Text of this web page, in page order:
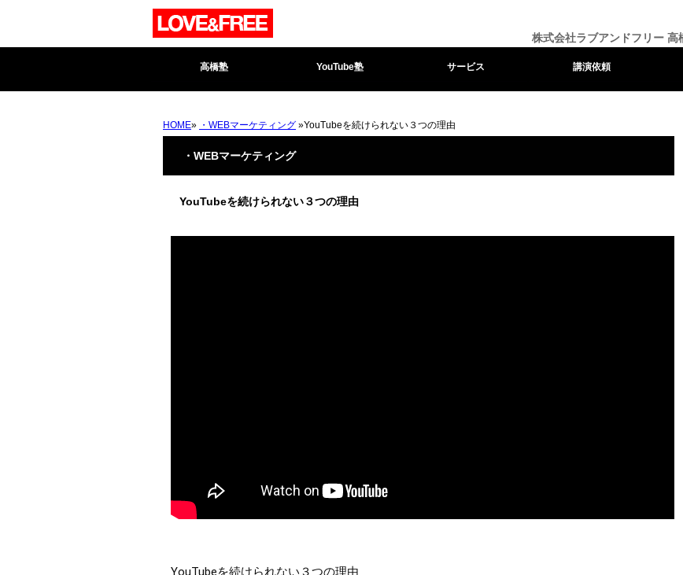
株式会社ラブアンドフリー 高
高橋塾 YouTube塾 サービス 講演依頼
HOME» ・WEBマーケティング »YouTubeを続けられない３つの理由
・WEBマーケティング
YouTubeを続けられない３つの理由
YouTubeを続けられない３つの理由